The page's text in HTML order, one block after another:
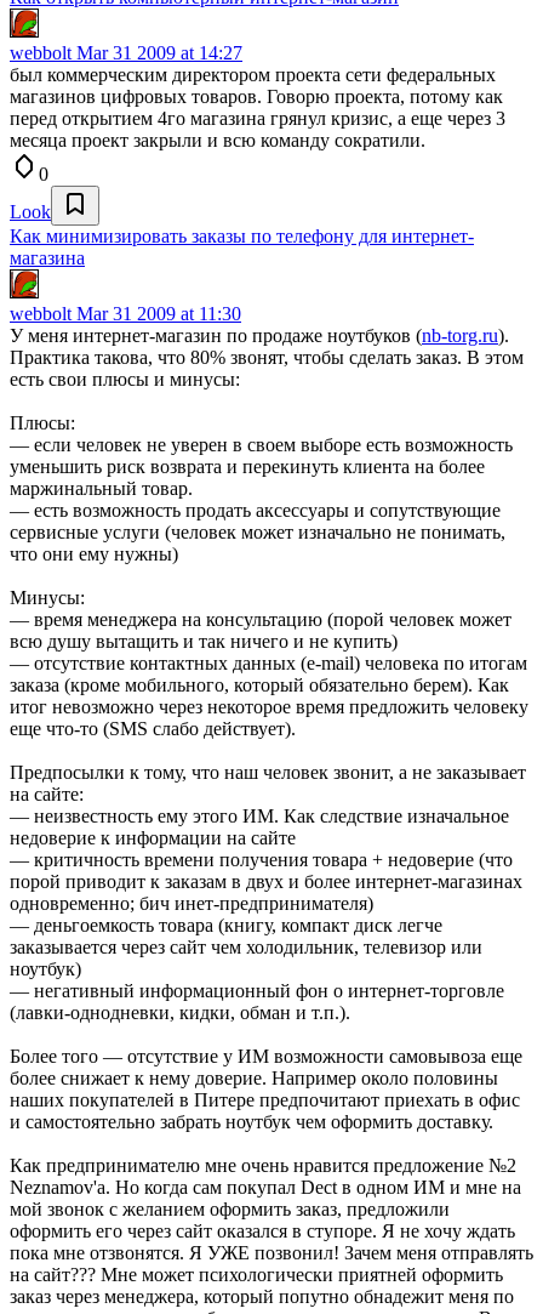
webbolt Mar 31 2009 at 14:27
был коммерческим директором проекта сети федеральных
магазинов цифровых товаров. Говорю проекта, потому как
перед открытием 4го магазина грянул кризис, а еще через 3
месяца проект закрыли и всю команду сократили.
0
Look
Как минимизировать заказы по телефону для интернет-
магазина
webbolt Mar 31 2009 at 11:30
У меня интернет-магазин по продаже ноутбуков (nb-torg.ru).
Практика такова, что 80% звонят, чтобы сделать заказ. В этом
есть свои плюсы и минусы:
Плюсы:
— если человек не уверен в своем выборе есть возможность
уменьшить риск возврата и перекинуть клиента на более
маржинальный товар.
— есть возможность продать аксессуары и сопутствующие
сервисные услуги (человек может изначально не понимать,
что они ему нужны)
Минусы:
— время менеджера на консультацию (порой человек может
всю душу вытащить и так ничего и не купить)
— отсутствие контактных данных (e-mail) человека по итогам
заказа (кроме мобильного, который обязательно берем). Как
итог невозможно через некоторое время предложить человеку
еще что-то (SMS слабо действует).
Предпосылки к тому, что наш человек звонит, а не заказывает
на сайте:
— неизвестность ему этого ИМ. Как следствие изначальное
недоверие к информации на сайте
— критичность времени получения товара + недоверие (что
порой приводит к заказам в двух и более интернет-магазинах
одновременно; бич инет-предпринимателя)
— деньгоемкость товара (книгу, компакт диск легче
заказывается через сайт чем холодильник, телевизор или
ноутбук)
— негативный информационный фон о интернет-торговле
(лавки-однодневки, кидки, обман и т.п.).
Более того — отсутствие у ИМ возможности самовывоза еще
более снижает к нему доверие. Например около половины
наших покупателей в Питере предпочитают приехать в офис
и самостоятельно забрать ноутбук чем оформить доставку.
Как предпринимателю мне очень нравится предложение №2
Neznamov'a. Но когда сам покупал Dect в одном ИМ и мне на
мой звонок с желанием оформить заказ, предложили
оформить его через сайт оказался в ступоре. Я не хочу ждать
пока мне отзвонятся. Я УЖЕ позвонил! Зачем меня отправлять
на сайт??? Мне может психологически приятней оформить
заказ через менеджера, который попутно обнадежит меня по